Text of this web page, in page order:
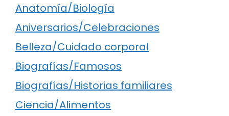
Anatomía/Biología
Aniversarios/Celebraciones
Belleza/Cuidado corporal
Biografías/Famosos
Biografías/Historias familiares
Ciencia/Alimentos